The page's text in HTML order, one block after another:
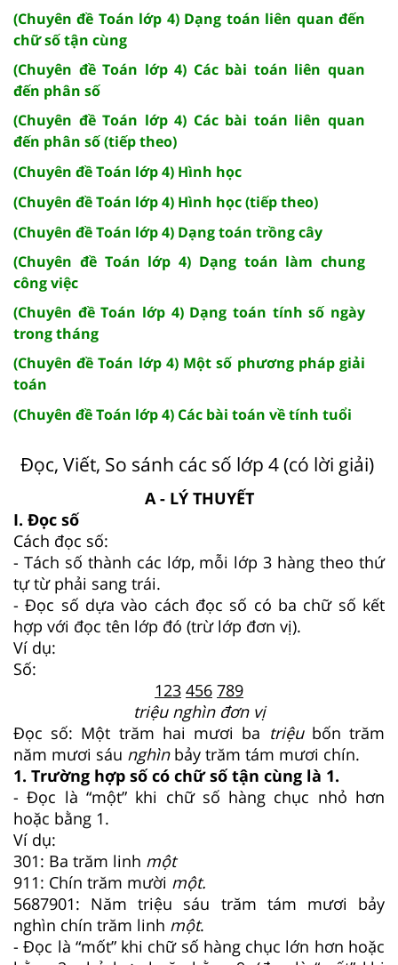
(Chuyên đề Toán lớp 4) Dạng toán liên quan đến
chữ số tận cùng
(Chuyên đề Toán lớp 4) Các bài toán liên quan
đến phân số
(Chuyên đề Toán lớp 4) Các bài toán liên quan
đến phân số (tiếp theo)
(Chuyên đề Toán lớp 4) Hình học
(Chuyên đề Toán lớp 4) Hình học (tiếp theo)
(Chuyên đề Toán lớp 4) Dạng toán trồng cây
(Chuyên đề Toán lớp 4) Dạng toán làm chung
công việc
(Chuyên đề Toán lớp 4) Dạng toán tính số ngày
trong tháng
(Chuyên đề Toán lớp 4) Một số phương pháp giải
toán
(Chuyên đề Toán lớp 4) Các bài toán về tính tuổi
Đọc, Viết, So sánh các số lớp 4 (có lời giải)
A - LÝ THUYẾT
I. Đọc số
Cách đọc số:
- Tách số thành các lớp, mỗi lớp 3 hàng theo thứ
tự từ phải sang trái.
- Đọc số dựa vào cách đọc số có ba chữ số kết
hợp với đọc tên lớp đó (trừ lớp đơn vị).
Ví dụ:
Số:
123 456 789
triệu nghìn đơn vị
Đọc số: Một trăm hai mươi ba triệubốn trăm
năm mươi sáu nghìnbảy trăm tám mươi chín.
1. Trường hợp số có chữ số tận cùng là 1.
- Đọc là “một” khi chữ số hàng chục nhỏ hơn
hoặc bằng 1.
Ví dụ:
301: Ba trăm linh một
911: Chín trăm mười một.
5687901: Năm triệu sáu trăm tám mươi bảy
nghìn chín trăm linh một.
- Đọc là “mốt” khi chữ số hàng chục lớn hơn hoặc